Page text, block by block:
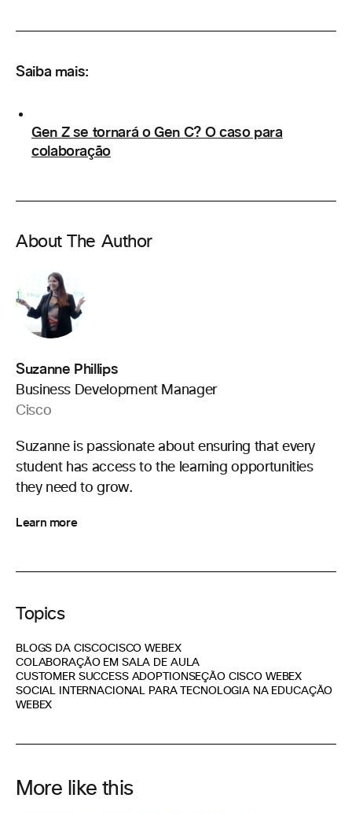
Saiba mais:
Gen Z se tornará o Gen C? O caso para
colaboração
About The Author
Suzanne Phillips
Business Development Manager
Cisco
Suzanne is passionate about ensuring that every
student has access to the learning opportunities
they need to grow.
Learn more
Topics
BLOGS DA CISCOCISCO WEBEX
COLABORAÇÃO EM SALA DE AULA
CUSTOMER SUCCESS ADOPTIONSEÇÃO CISCO WEBEX
SOCIAL INTERNACIONAL PARA TECNOLOGIA NA EDUCAÇÃO
WEBEX
More like this